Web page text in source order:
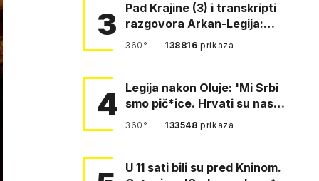
3
Pad Krajine (3) i transkripti
razgovora Arkan-Legija:
'Čujem, prelazite ustašam…
360° 138816prikaza
4 Legija nakon Oluje: 'Mi Srbi
smo pič*ice. Hrvati su nas
pomeli!'
360° 133548prikaza
U 11 sati bili su pred Kninom.